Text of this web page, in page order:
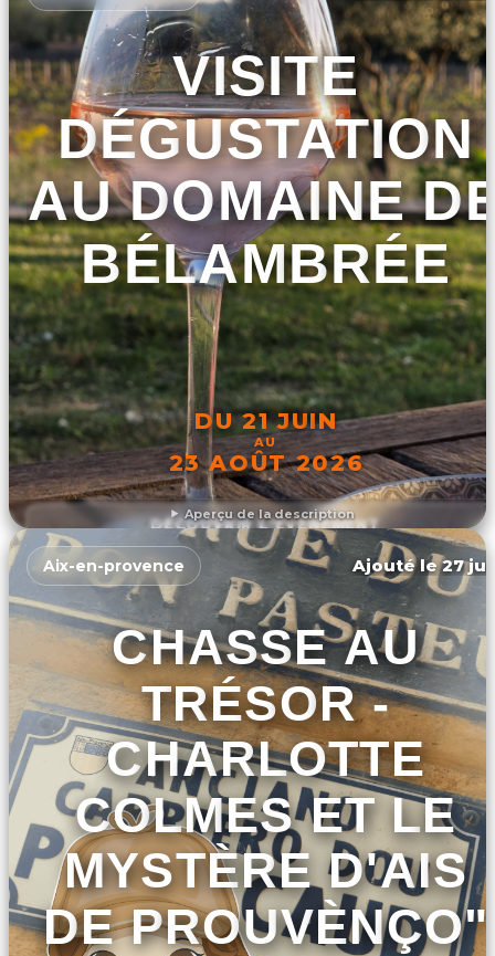
Aperçu de la description
VISITE
DÉGUSTATION
AU DOMAINE
BÉLAMBRÉE
DU 21 JUIN
AU
23 AOÛT 2026
DÉCOUVRIR L'ÉVÉNEMENT
Aix-en-provence Ajouté le 27
CHASSE AU
TRÉSOR -
CHARLOTTE
COLMES ET LE
MYSTÈRE D'AIS
DE PROUVÈNÇO"